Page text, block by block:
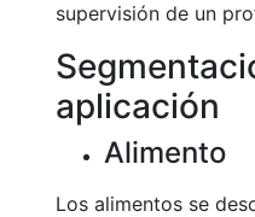
supervisión de un
aplicación
Alimento
Los alimentos se